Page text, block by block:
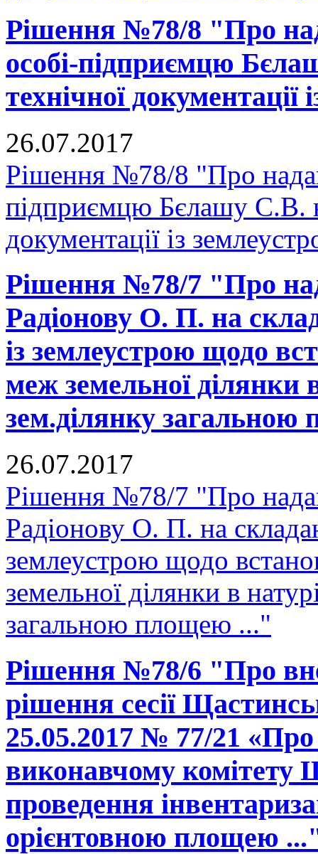
Рішення №78/8 "Про
особі-підприємцю
технічної
26.07.2017
Рішення №78/8 "Про
підприємцю Бєлашу С.В.
документації із
Рішення №78/7 "Про
Радіонову О. П. на
із землеустрою щодо
меж земельної ділянки
зем.ділянку
26.07.2017
Рішення №78/7 "Про
Радіонову О. П. на
землеустрою щодо
земельної ділянки в
загальною площею ..."
Рішення №78/6 "Про
рішення сесії
25.05.2017 № 77/21
виконавчому комітету
проведення
орієнтовною площею